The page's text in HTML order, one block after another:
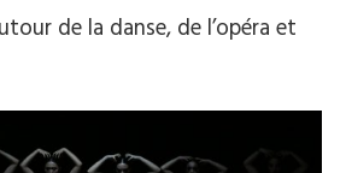
de la danse, de l’opéra et